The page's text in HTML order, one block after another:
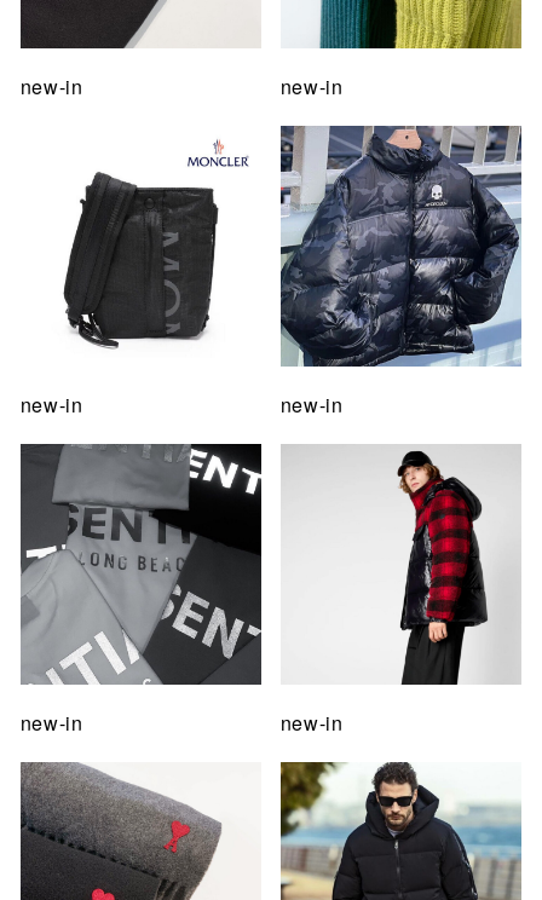
new-in new-in
new-in new-in
new-in new-in